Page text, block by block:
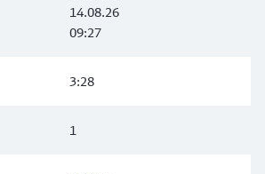
14.08.26
09:27
3:28
1